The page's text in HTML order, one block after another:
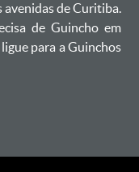
avenidas de Curitiba.
de Guincho em
para a Guinchos